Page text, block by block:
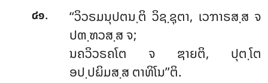
໔໑. ‘‘ວິວຣມນຸປຕນ຺ຕິ ວິຊ຺ຊຸຕາ, ເວຠາຣສ຺ສ ຈ
ປຓ຺ຑວສ຺ສ ຈ;
ນຄວິວຣຄໂຕ ຈ ຌາຍຕິ, ປຸຕ຺ໂຕ
ອປ຺ປຏິມສ຺ສ ຕາທິໂນ’’ຕິ.